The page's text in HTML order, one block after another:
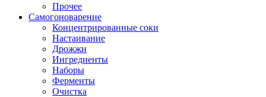
Прочее
Самогоноварение
Концентрированные соки
Настаивание
Дрожжи
Ингредиенты
Наборы
Ферменты
Очистка